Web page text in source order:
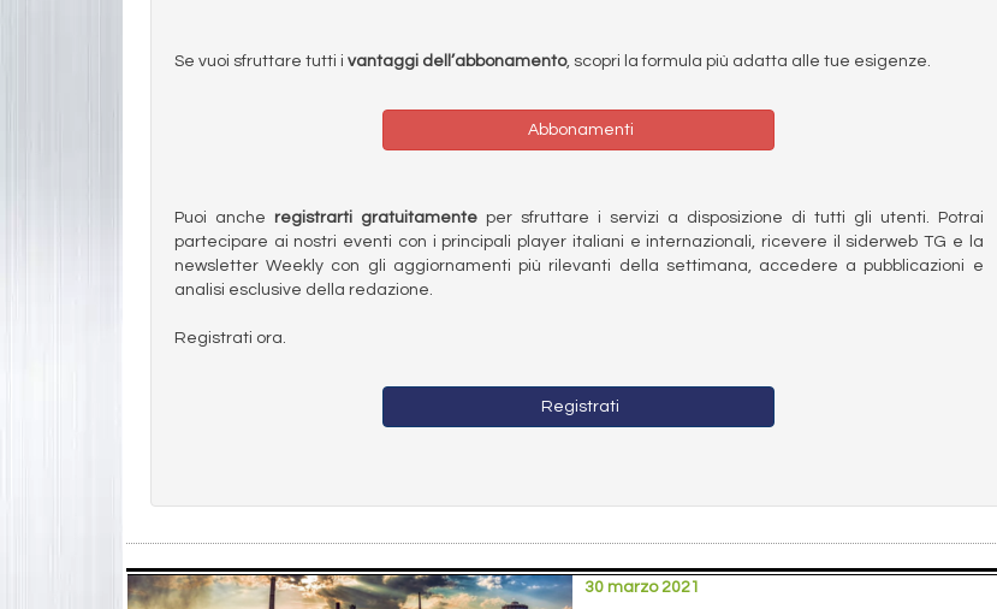
Se vuoi sfruttare tutti i vantaggi dell’abbonamento, scopri la formula più adatta alle tue esigenze.
Abbonamenti
Puoi anche registrarti gratuitamenteper sfruttare i servizi a disposizione di tutti gli utenti. Potrai
partecipare ai nostri eventi con i principali player italiani e internazionali, ricevere il siderweb TG e la
newsletter Weekly con gli aggiornamenti più rilevanti della settimana, accedere a pubblicazioni e
analisi esclusive della redazione.
Registrati ora.
Registrati
30 marzo 2021